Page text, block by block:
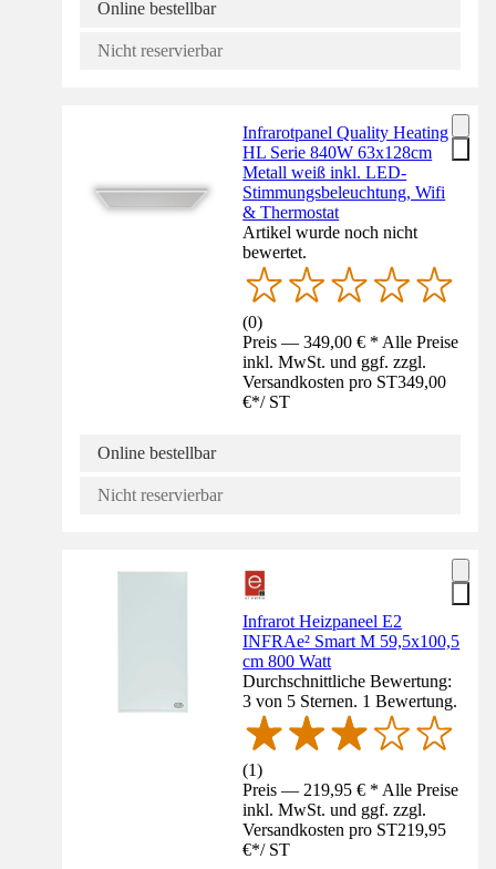
Online bestellbar
Nicht reservierbar
Infrarotpanel Quality Heating
HL Serie 840W 63x128cm
Metall weiß inkl. LED-
Stimmungsbeleuchtung, Wifi
& Thermostat
Artikel wurde noch nicht
bewertet.
(0)
Preis — 349,00 € * Alle Preise
inkl. MwSt. und ggf. zzgl.
Versandkosten pro ST349,00
€*/ ST
Online bestellbar
Nicht reservierbar
Infrarot Heizpaneel E2
INFRAe² Smart M 59,5x100,5
cm 800 Watt
Durchschnittliche Bewertung:
3 von 5 Sternen. 1 Bewertung.
(1)
Preis — 219,95 € * Alle Preise
inkl. MwSt. und ggf. zzgl.
Versandkosten pro ST219,95
€*/ ST